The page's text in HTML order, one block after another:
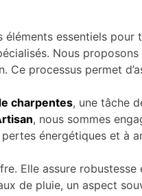
éléments essentiels pour
Nous
processus permet
charpentes, une tâche
, nous sommes
énergétiques et à
Elle assure
de pluie, un aspect